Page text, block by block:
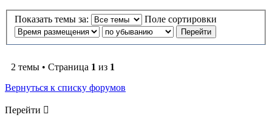
Показать темы за: Поле сортировки
2 темы • Страница 1 из 1
Вернуться к списку форумов
Перейти